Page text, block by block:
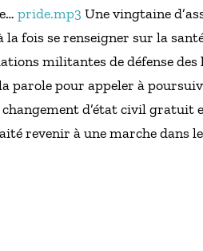
pride.mp3 Une vingtaine
la fois se renseigner sur la
militantes de défense
parole pour appeler à
d’état civil gratuit
revenir à une marche dans